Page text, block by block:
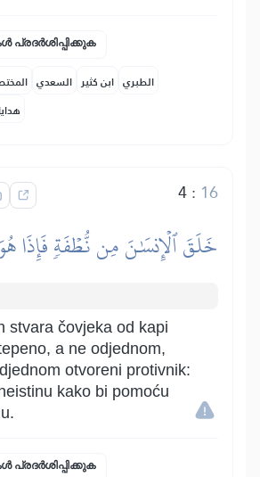
പ്രദർശിപ്പിക്കുക
السعدي ابن كثير الطبري
4: 16
خَلَقَ ٱلۡإِنسَٰنَ مِن نُّطۡفَةٖ فَإِذَا
stvara čovjeka od kapi
a ne odjednom,
otvoreni protivnik:
kako bi pomoću
പ്രദർശിപ്പിക്കുക